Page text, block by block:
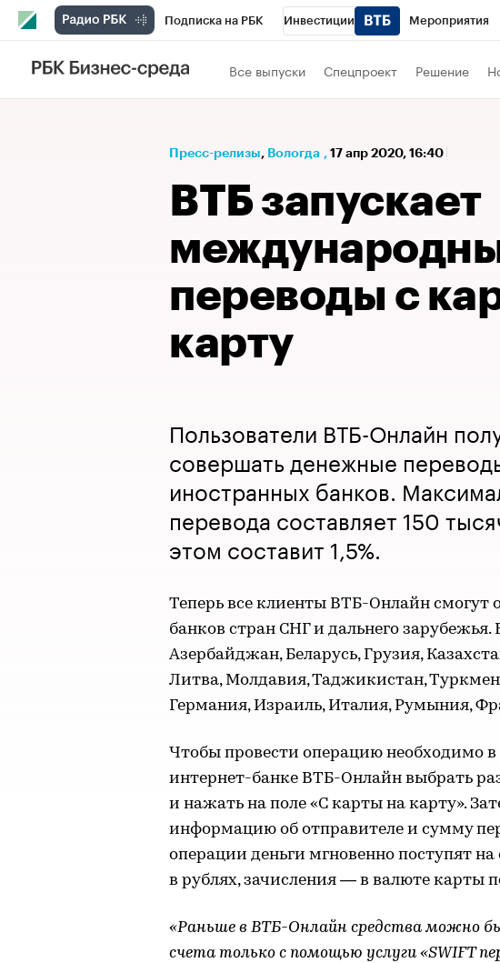
Подписка на РБК Инвестиции Мероприятия
РБК Вино
Проверка контрагентов
Все выпуски Спецпроект Решение
Пресс-релизы⁠, Вологда , 17 апр 2020, 16:40
ВТБ запускает
переводы с
карту
Пользователи ВТБ-Онлайн
совершать денежные
иностранных банков.
перевода составляет 150
этом составит 1,5%.
Теперь все клиенты ВТБ-Онлайн смогут
банков стран СНГ и дальнего
Азербайджан, Беларусь, Грузия,
Литва, Молдавия, Таджикистан,
Германия, Израиль, Италия, Румыния,
Чтобы провести операцию необходимо
интернет-банке ВТБ-Онлайн выбрать
и нажать на поле «С карты на карту».
информацию об отправителе и сумму
операции деньги мгновенно поступят
в рублях, зачисления — в валюте карты
«Раньше в ВТБ-Онлайн средства можно
счета только с помощью услуги «SWIFT